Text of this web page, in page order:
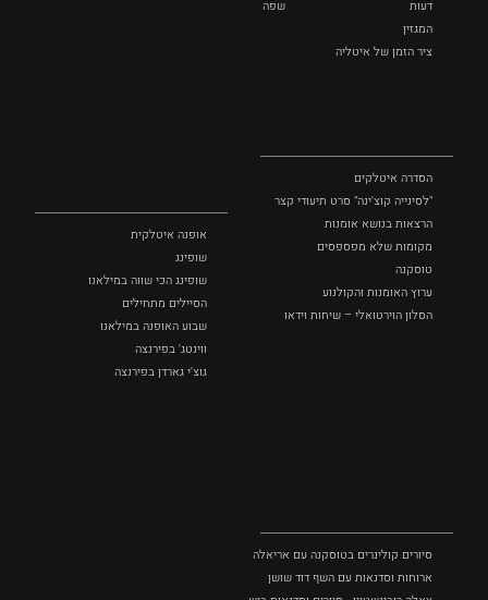
דעות
שפה
המגזין
ציר הזמן של איטליה
הסדרה איטלקים
"לסינייה קוצ'ינה" סרט תיעודי קצר
הרצאות בנושא אומנות
מקומות שלא מפספסים
טוסקנה
ערוץ האומנות והקולנוע
הסלון הוירטואלי – שיחות וידאו
אופנה איטלקית
שופינג
שופינג הכי שווה במילאנו
הסיילים מתחילים
שבוע האופנה במילאנו
ווינטג' בפירנצה
גוצ'י גארדן בפירנצה
סיורים קולינרים בטוסקנה עם אריאלה בנקיר
ארוחות וסדנאות עם השף דוד שושן